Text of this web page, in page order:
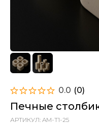
0.0 (0)
Печные
АРТИКУЛ: AM-T1-25